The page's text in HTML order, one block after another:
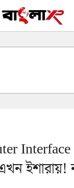
ইশারায়!